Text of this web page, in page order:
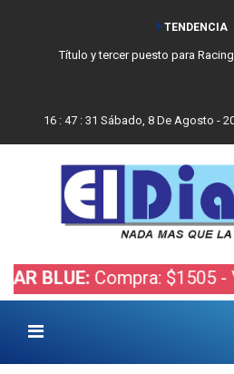
TENDENCIA
Título y tercer puesto para
16 : 47 : 32 Sábado, 8 De Agosto -
Compra: $1505 - Venta: